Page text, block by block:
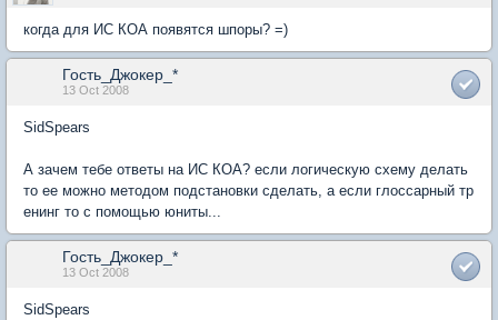
когда для ИС КОА появятся шпоры? =)
Гость_Джокер_*
13 Oct 2008
SidSpears
А зачем тебе ответы на ИС КОА? если логическую схему делать
то ее можно методом подстановки сделать, а если глоссарный тр
енинг то с помощью юниты...
Гость_Джокер_*
13 Oct 2008
SidSpears